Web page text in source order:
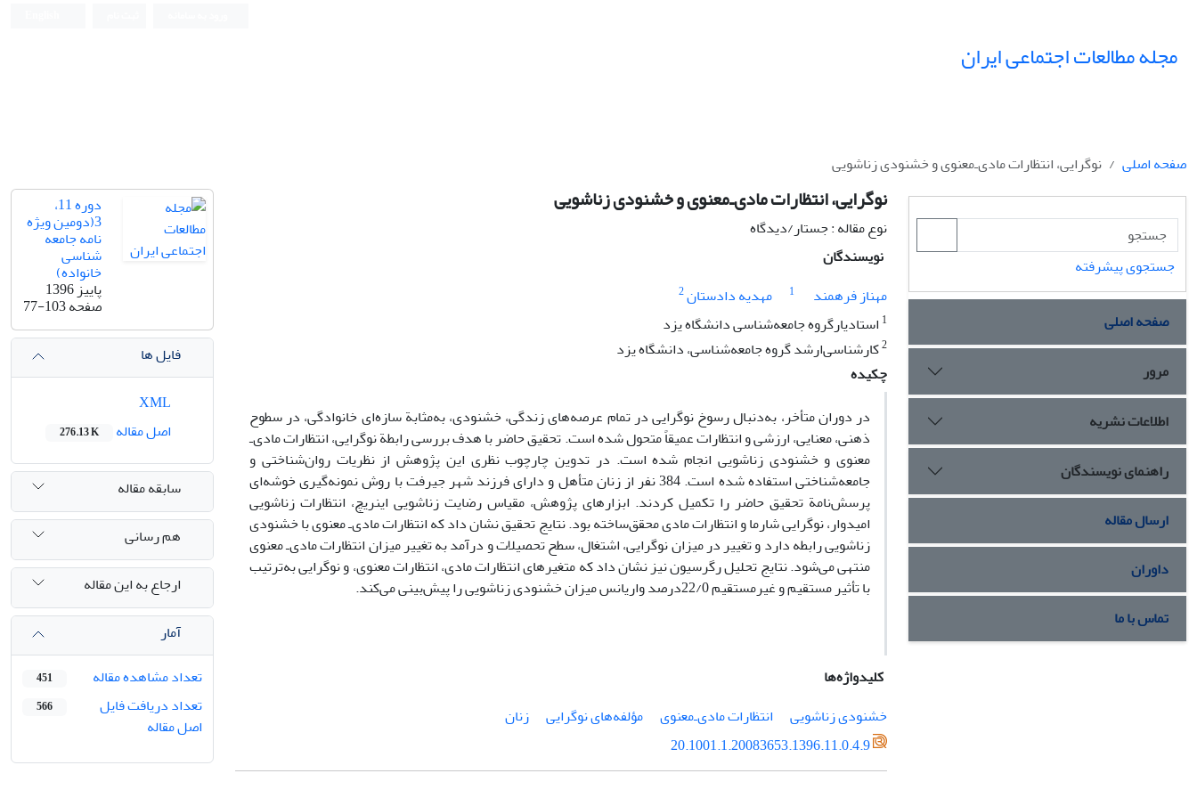
مجله مطالعات اجتماعی ایران
صفحه اصلی نوگرایی، انتظارات مادی‌ـ‌معنوی و خشنودی زناشویی
نوگرایی، انتظارات مادی‌ـ‌معنوی و خشنودی زناشویی
نوع مقاله : جستار/دیدگاه
نویسندگان
مهناز فرهمند
1 مهدیه دادستان2
1 استادیارگروه جامعه‌شناسی دانشگاه یزد
2کارشناسی‌ارشد گروه جامعه‌شناسی، دانشگاه یزد
چکیده
در دوران متأخر، به‌دنبال رسوخ نوگرایی در تمام عرصه‌های زندگی، خشنودی، به‌مثابة سازه‌ای خانوادگی، در سطوح
ذهنی، معنایی، ارزشی و انتظارات عمیقاً متحول شده است. تحقیق حاضر با هدف بررسی رابطة نوگرایی، انتظارات مادی‌ـ‌
معنوی و خشنودی زناشویی انجام شده است. در تدوین چارچوب نظری این پژوهش از نظریات روان‌شناختی و
جامعه‌شناختی استفاده شده است. 384 نفر از زنان متأهل و دارای فرزند شهر جیرفت با روش نمونه‌گیری خوشه‌ای
پرسش‌نامة تحقیق حاضر را تکمیل کردند. ابزار‌های پژوهش، مقیاس رضایت زناشویی اینریچ، انتظارات زناشویی
امیدوار، نوگرایی شارما و انتظارات مادی محقق‌ساخته بود. نتایج تحقیق نشان داد که انتظارات مادی‌ـ‌ معنوی با خشنودی
زناشویی رابطه دارد و تغییر در میزان نوگرایی، اشتغال، سطح تحصیلات و درآمد به تغییر میزان انتظارات مادی‌ـ‌‌ معنوی
منتهی می‌شود. نتایج تحلیل رگرسیون نیز نشان داد که متغیر‌های انتظارات مادی، انتظارات معنوی، و نوگرایی به‌ترتیب
با تأثیر مستقیم و غیرمستقیم 22/0درصد واریانس میزان خشنودی زناشویی را پیش‌بینی می‌کند.
کلیدواژه‌ها
خشنودی زناشویی
انتظارات مادی‌ـ‌معنوی مؤلفه‌‌های نوگرایی
زنان
20.1001.1.20083653.1396.11.0.4.9
دوره 11،
3(دومین ویژه
نامه جامعه
شناسی
خانواده)
پاییز 1396
صفحه77-103
فایل ها
اصل مقاله
276.13 K
سابقه مقاله
هم رسانی
ارجاع به این مقاله
آمار
تعداد مشاهده مقاله
451
تعداد دریافت فایل
اصل مقاله
566
جستجوی پیشرفته
صفحه اصلی
مرور
اطلاعات نشریه
راهنمای نویسندگان
ارسال مقاله
داوران
تماس با ما